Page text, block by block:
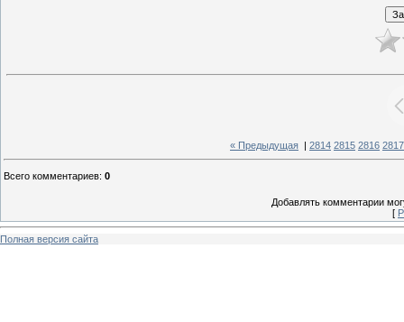
« Предыдущая 2814 2815 2816 2817
Всего комментариев: 0
Добавлять комментарии
[
Полная версия сайта